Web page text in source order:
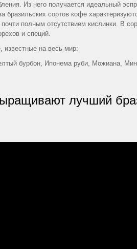
Из него получается идеальный
бразильских сортов кофе
полным отсутствием кислинки. В
и специй.
известные на весь мир:
бурбон, Ипонема руби, Можиана,
лучший